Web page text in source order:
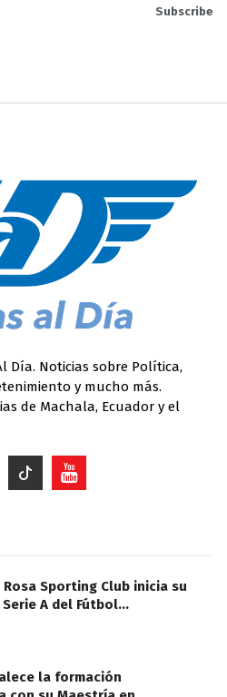
Subscribe
Día. Noticias sobre Política,
y mucho más.
de Machala, Ecuador y el
Sporting Club inicia su
A del Fútbol…
la formación